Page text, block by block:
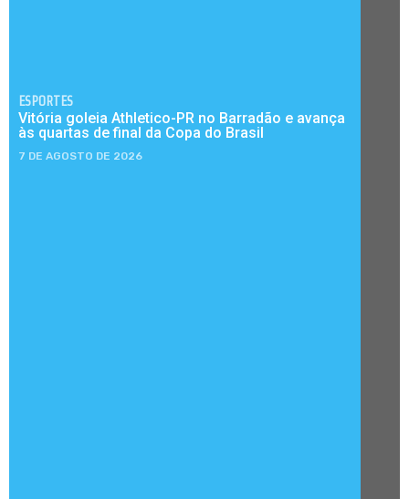
ESPORTES
Vitória goleia Athletico-PR no Barradão e avança
às quartas de final da Copa do Brasil
7 DE AGOSTO DE 2026